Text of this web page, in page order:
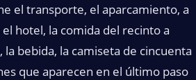
el transporte, el aparcamiento, a
hotel, la comida del recinto a
bebida, la camiseta de cincuenta
que aparecen en el último paso